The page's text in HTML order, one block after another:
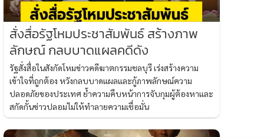
สั่งสื่อรัฐโหมประชาสัมพันธ์ สร้างภาพ
ลักษณ์ กลบบาดแผลคดีดัง
รัฐสั่งสื่อในสังกัดโหมข่าวคดีฆาตกรรมชลบุรี เร่งสร้างความ
เข้าใจที่ถูกต้อง หวังกลบบาดแผลและกู้ภาพลักษณ์ความ
ปลอดภัยของประเทศ ย้ำความคืบหน้าการจับกุมผู้ต้องหาและ
สกัดกั้นข่าวปลอมไม่ให้ทำลายความเชื่อมั่น